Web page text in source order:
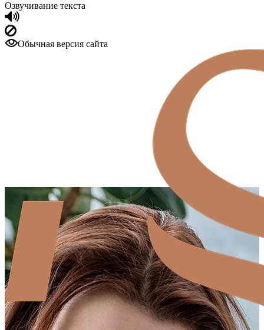
Озвучивание текста
Обычная версия сайта